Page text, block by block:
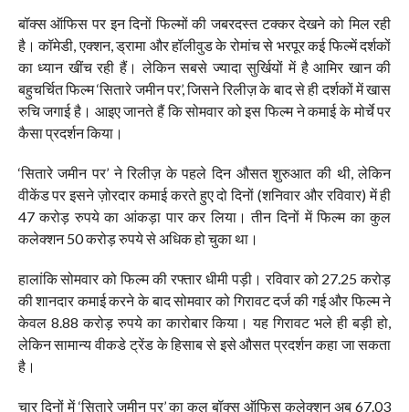
बॉक्स ऑफिस पर इन दिनों फिल्मों की जबरदस्त टक्कर देखने को मिल रही
है। कॉमेडी, एक्शन, ड्रामा और हॉलीवुड के रोमांच से भरपूर कई फिल्में दर्शकों
का ध्यान खींच रही हैं। लेकिन सबसे ज्यादा सुर्खियों में है आमिर खान की
बहुचर्चित फिल्म ‘सितारे जमीन पर’, जिसने रिलीज़ के बाद से ही दर्शकों में खास
रुचि जगाई है। आइए जानते हैं कि सोमवार को इस फिल्म ने कमाई के मोर्चे पर
कैसा प्रदर्शन किया।
‘सितारे जमीन पर’ ने रिलीज़ के पहले दिन औसत शुरुआत की थी, लेकिन
वीकेंड पर इसने ज़ोरदार कमाई करते हुए दो दिनों (शनिवार और रविवार) में ही
47 करोड़ रुपये का आंकड़ा पार कर लिया। तीन दिनों में फिल्म का कुल
कलेक्शन 50 करोड़ रुपये से अधिक हो चुका था।
हालांकि सोमवार को फिल्म की रफ्तार धीमी पड़ी। रविवार को 27.25 करोड़
की शानदार कमाई करने के बाद सोमवार को गिरावट दर्ज की गई और फिल्म ने
केवल 8.88 करोड़ रुपये का कारोबार किया। यह गिरावट भले ही बड़ी हो,
लेकिन सामान्य वीकडे ट्रेंड के हिसाब से इसे औसत प्रदर्शन कहा जा सकता
है।
चार दिनों में ‘सितारे जमीन पर’ का कुल बॉक्स ऑफिस कलेक्शन अब 67.03